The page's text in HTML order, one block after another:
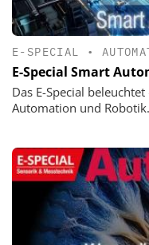
E-SPECIAL •
E-Special Smart
Das E-Special
Automation und Robotik.